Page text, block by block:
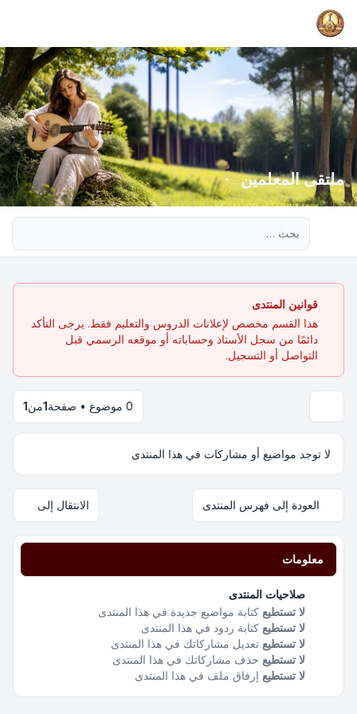
ملتقى المعلمين
قوانين المنتدى
هذا القسم مخصص لإعلانات الدروس والتعليم فقط. يرجى التأكد
دائمًا من سجل الأستاذ وحساباته أو موقعه الرسمي قبل
التواصل أو التسجيل.
0 موضوع • صفحة 1من1
لا توجد مواضيع أو مشاركات في هذا المنتدى
العودة إلى فهرس المنتدى الانتقال إلى
معلومات
صلاحيات المنتدى
لا تستطيع كتابة مواضيع جديدة في هذا المنتدى
لا تستطيع كتابة ردود في هذا المنتدى
لا تستطيع تعديل مشاركاتك في هذا المنتدى
لا تستطيع حذف مشاركاتك في هذا المنتدى
لا تستطيع إرفاق ملف في هذا المنتدى